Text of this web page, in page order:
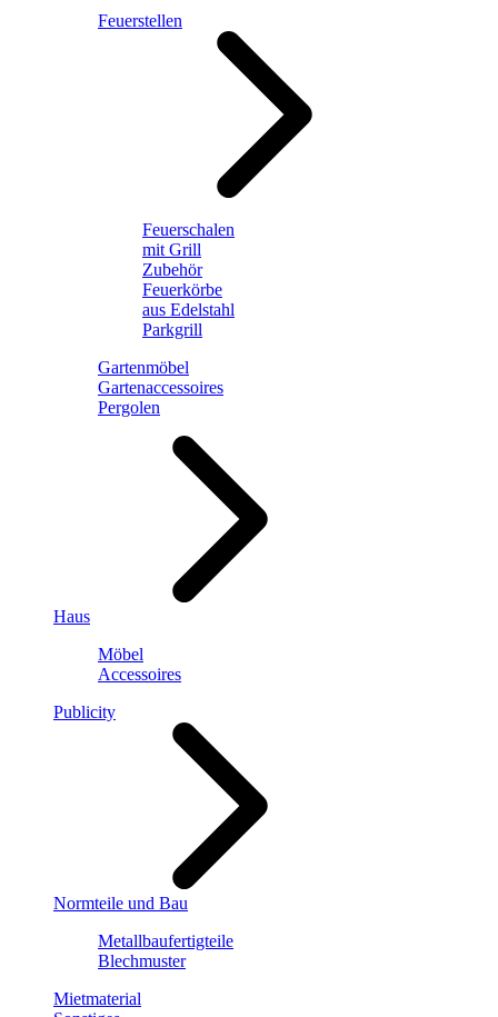
Feuerstellen
Feuerschalen
mit Grill
Zubehör
Feuerkörbe
aus Edelstahl
Parkgrill
Gartenmöbel
Gartenaccessoires
Pergolen
Haus
Möbel
Accessoires
Publicity
Normteile und Bau
Metallbaufertigteile
Blechmuster
Mietmaterial